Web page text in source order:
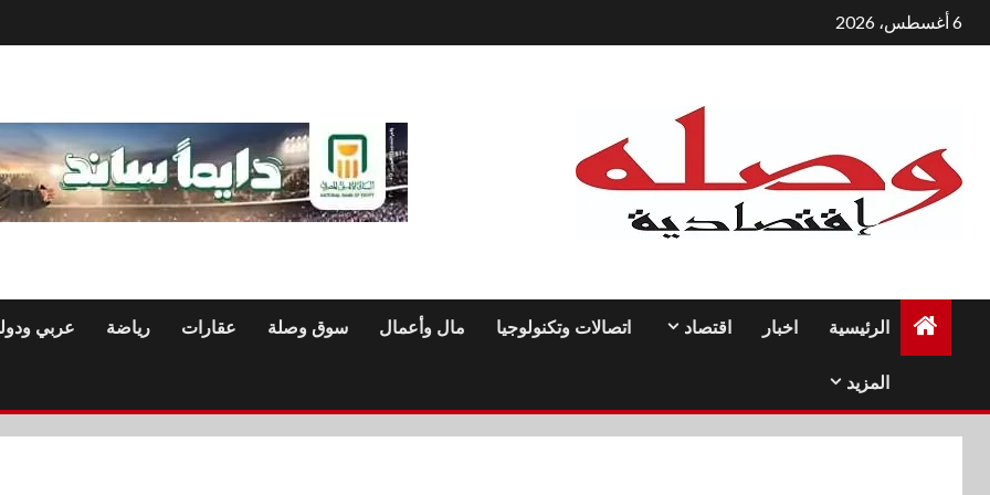
التجاوز
إلى
6 أغسطس، 2026
الرئيسية اخبار اقتصاد اتصالات وتكنولوجيا مال وأعمال سوق وصلة عقارات رياضة عربي
المزيد